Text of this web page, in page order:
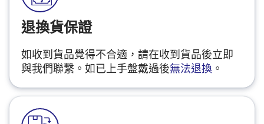
退換貨保證
如收到貨品覺得不合適，請在收到貨品後立即
與我們聯繫。如已上手盤戴過後無法退換 。